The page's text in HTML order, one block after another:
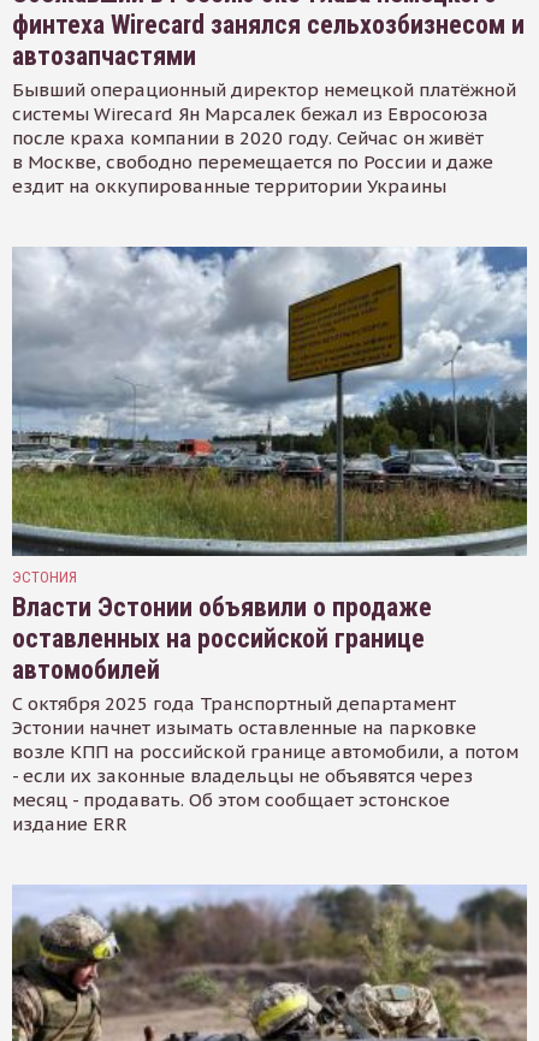
финтеха Wirecard занялся сельхозбизнесом и
автозапчастями
Бывший операционный директор немецкой платёжной
системы Wirecard Ян Марсалек бежал из Евросоюза
после краха компании в 2020 году. Сейчас он живёт
в Москве, свободно перемещается по России и даже
ездит на оккупированные территории Украины
ЭСТОНИЯ
Власти Эстонии объявили о продаже
оставленных на российской границе
автомобилей
С октября 2025 года Транспортный департамент
Эстонии начнет изымать оставленные на парковке
возле КПП на российской границе автомобили, а потом
- если их законные владельцы не объявятся через
месяц - продавать. Об этом сообщает эстонское
издание ERR